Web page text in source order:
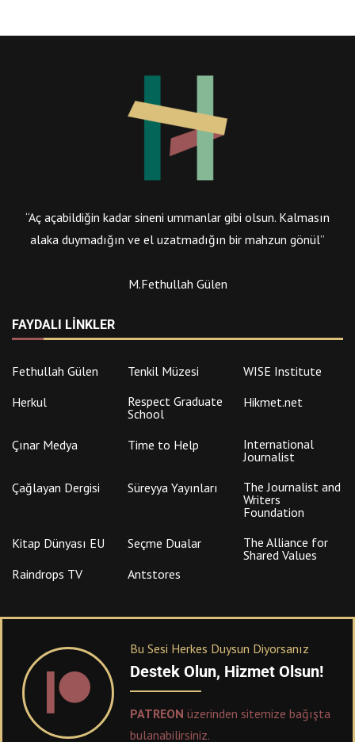
“Aç açabildiğin kadar sineni ummanlar gibi olsun. Kalmasın
alaka duymadığın ve el uzatmadığın bir mahzun gönül”
M.Fethullah Gülen
FAYDALI LINKLER
Fethullah Gülen Tenkil Müzesi
WISE Institute
Herkul
Respect Graduate
School
Hikmet.net
Çınar Medya Time to Help
International
Journalist
Çağlayan Dergisi
Süreyya Yayınları
The Journalist and
Writers
Foundation
Kitap Dünyası EU
Seçme Dualar
The Alliance for
Shared Values
Raindrops TV
Antstores
Bu Sesi Herkes Duysun Diyorsanız
Destek Olun, Hizmet Olsun!
PATREON üzerinden sitemize bağışta
bulanabilirsiniz.